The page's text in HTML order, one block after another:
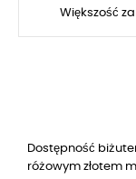
Większość
Dostępność
różowym złotem